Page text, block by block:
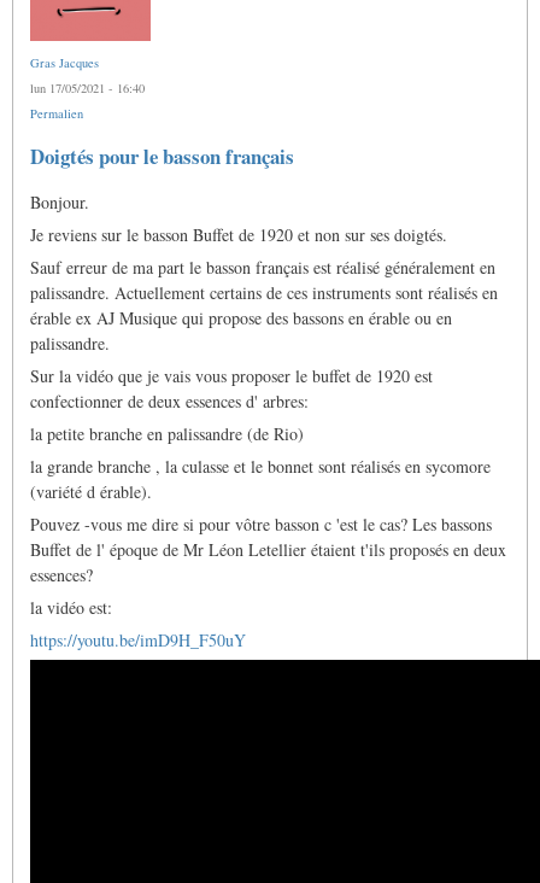
Gras Jacques
lun 17/05/2021 - 16:40
Permalien
Doigtés pour le basson français
Bonjour.
Je reviens sur le basson Buffet de 1920 et non sur ses doigtés.
Sauf erreur de ma part le basson français est réalisé généralement en
palissandre. Actuellement certains de ces instruments sont réalisés en
érable ex AJ Musique qui propose des bassons en érable ou en
palissandre.
Sur la vidéo que je vais vous proposer le buffet de 1920 est
confectionner de deux essences d' arbres:
la petite branche en palissandre (de Rio)
la grande branche , la culasse et le bonnet sont réalisés en sycomore
(variété d érable).
Pouvez -vous me dire si pour vôtre basson c 'est le cas? Les bassons
Buffet de l' époque de Mr Léon Letellier étaient t'ils proposés en deux
essences?
la vidéo est:
https://youtu.be/imD9H_F50uY